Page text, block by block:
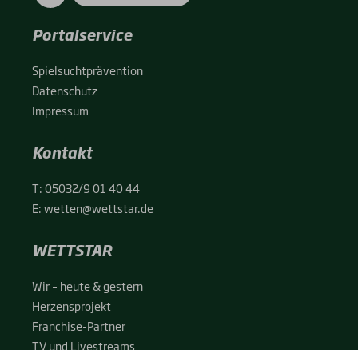
Portalservice
Spiel­sucht­prä­ven­ti­on
Daten­schutz
Impres­sum
Kontakt
T:05032/9 01 40 44
E:wetten@wettstar.de
WETTSTAR
Wir – heu­te & ges­tern
Her­zens­pro­jekt
Fran­chise-Par­t­­ner
TV und Live­streams